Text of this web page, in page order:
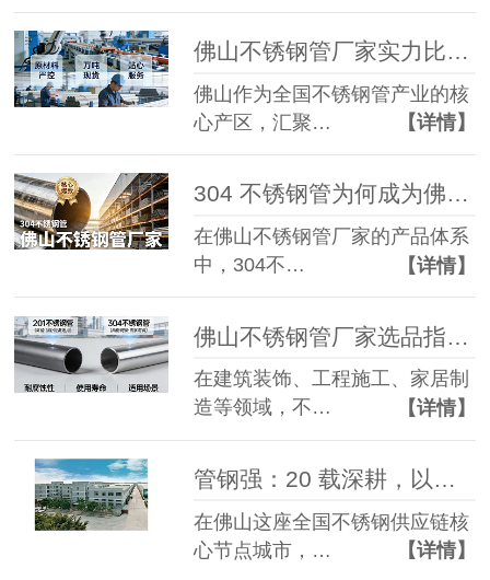
佛山不锈钢管厂家实力比拼：选对不锈钢管厂家的三大关键标准
佛山作为全国不锈钢管产业的核
心产区，汇聚…
【详情】
304 不锈钢管为何成为佛山不锈钢管厂家的核心爆款？
在佛山不锈钢管厂家的产品体系
中，304不…
【详情】
在建筑装饰、工程施工、家居制
造等领域，不…
【详情】
管钢强：20 载深耕，以高精密不锈钢管筑就品质标杆
在佛山这座全国不锈钢供应链核
心节点城市，…
【详情】